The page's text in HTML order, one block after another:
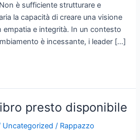
è sufficiente strutturare e
la capacità di creare una visione
empatia e integrità. In un contesto
è incessante, i leader […]
presto disponibile
Uncategorized / Rappazzo